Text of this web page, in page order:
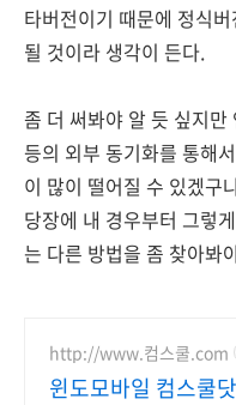
타버전이기 때문에 정식
될 것이라 생각이 든다.
좀 더 써봐야 알 듯 싶지
등의 외부 동기화를 통해
이 많이 떨어질 수 있겠구
당장에 내 경우부터 그렇
는 다른 방법을 좀 찾아봐
http://www.컴스쿨.com
윈도모바일 컴스쿨